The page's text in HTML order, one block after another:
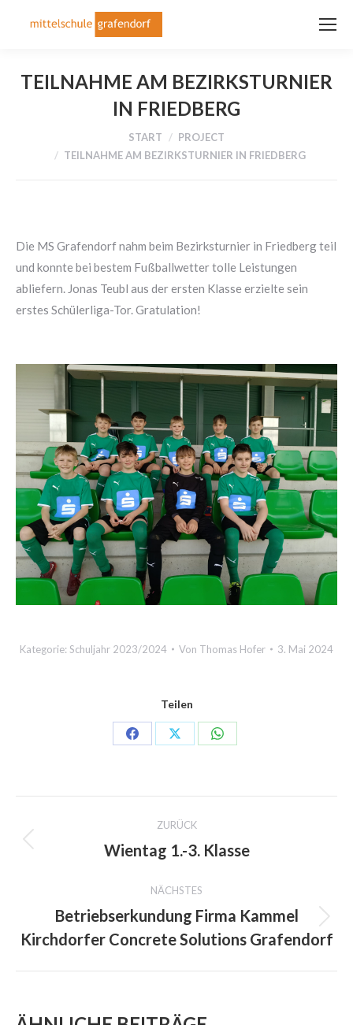
TEILNAHME AM BEZIRKSTURNIER
IN FRIEDBERG
START
PROJECT
TEILNAHME AM BEZIRKSTURNIER IN FRIEDBERG
Die MS Grafendorf nahm beim Bezirksturnier in Friedberg teil
und konnte bei bestem Fußballwetter tolle Leistungen
abliefern. Jonas Teubl aus der ersten Klasse erzielte sein
erstes Schülerliga-Tor. Gratulation!
Kategorie: Schuljahr 2023/2024 Von Thomas Hofer 3. Mai 2024
Teilen
Share
Share
Share
NAVIGATION
ZURÜCK
Previous
Wientag 1.-3. Klasse
NÄCHSTES
Next
project:
Betriebserkundung Firma Kammel
Kirchdorfer Concrete Solutions Grafendorf